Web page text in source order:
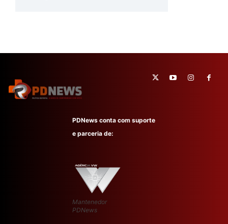
PDNews conta com suporte
e parceria de:
Mantenedor
PDNews